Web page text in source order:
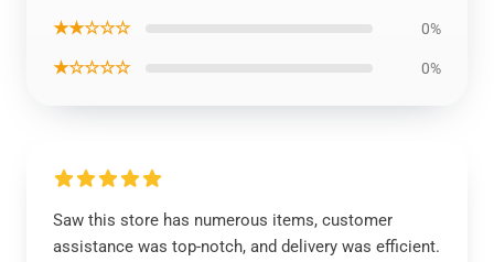
★★☆☆☆ 0%
★☆☆☆☆ 0%
Saw this store has numerous items, customer
assistance was top-notch, and delivery was efficient.